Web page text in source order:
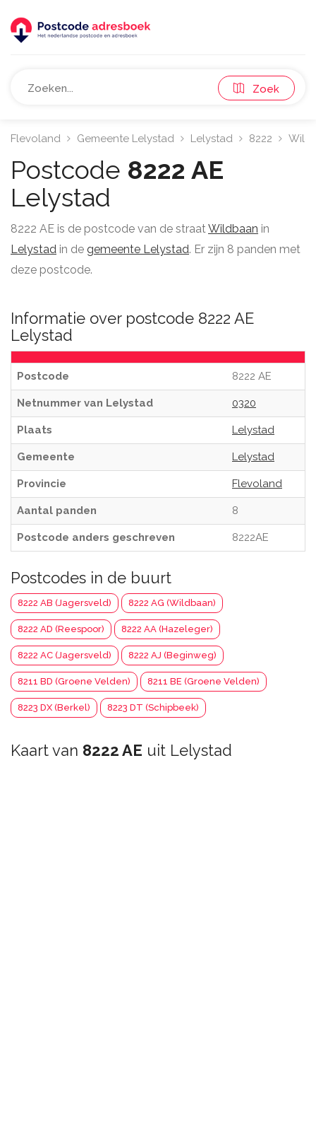
Zoek
Flevoland Gemeente Lelystad Lelystad 8222
Postcode 8222 AE
Lelystad
8222 AE is de postcode van de straatWildbaan in
Lelystad in de gemeente Lelystad. Er zijn 8 panden met
deze postcode.
Informatie over postcode 8222 AE
Lelystad
Postcode 8222 AE
Netnummer van Lelystad 0320
Plaats Lelystad
Gemeente Lelystad
Provincie Flevoland
Aantal panden 8
Postcode anders geschreven 8222AE
Postcodes in de buurt
8222 AB (Jagersveld) 8222 AG (Wildbaan)
8222 AD (Reespoor) 8222 AA (Hazeleger)
8222 AC (Jagersveld) 8222 AJ (Beginweg)
8211 BD (Groene Velden) 8211 BE (Groene Velden)
8223 DX (Berkel) 8223 DT (Schipbeek)
Kaart van 8222 AE uit Lelystad